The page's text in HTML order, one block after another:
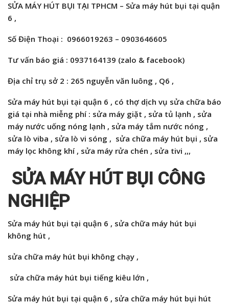
SỬA MÁY HÚT BỤI TẠI TPHCM – Sửa máy hút bụi tại quận
6 ,
Số Điện Thoại : 0966019263 – 0903646605
Tư vấn báo giá : 0937164139 (zalo & facebook)
Địa chỉ trụ sở 2 : 265 nguyễn văn luông , Q6 ,
Sửa máy hút bụi tại quận 6 , có thợ dịch vụ sửa chữa báo
giá tại nhà miễng phí : sửa máy giặt , sửa tủ lạnh , sửa
máy nước uống nóng lạnh , sửa máy tắm nước nóng ,
sửa lò viba , sửa lò vi sóng , sửa chữa máy hút bụi , sửa
máy lọc không khí , sửa máy rửa chén , sửa tivi ,,,
SỬA MÁY HÚT BỤI CÔNG
NGHIỆP
Sửa máy hút bụi tại quận 6 , sửa chữa máy hút bụi
không hút ,
sửa chữa máy hút bụi không chạy ,
sửa chữa máy hút bụi tiếng kiêu lớn ,
Sửa máy hút bụi tại quận 6 , sửa chữa máy hút bụi hút